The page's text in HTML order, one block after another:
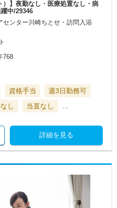
）】夜勤なし・医療処置なし・病
中/29346
ンター川崎ちとせ・訪問入浴
768
資格手当
週3日勤務可
し 当直なし …
詳細を見る